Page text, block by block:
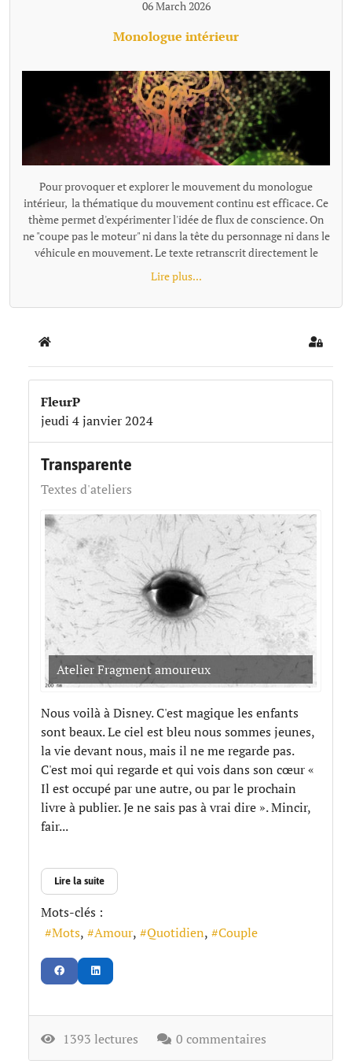
06 March 2026
Monologue intérieur
Pour provoquer et explorer le mouvement du monologue
intérieur, la thématique du mouvement continu est efficace. Ce
thème permet d'expérimenter l'idée de flux de conscience. On
ne "coupe pas le moteur" ni dans la tête du personnage ni dans le
véhicule en mouvement. Le texte retranscrit directement le
monologue intérieur comme un "micro branché dans le
cerveau". Exemples de textes écrits avec cette proposition : -
Lire plus...
Home Sign In
FleurP
jeudi 4 janvier 2024
Transparente
Textes d'ateliers
Atelier Fragment amoureux
Nous voilà à Disney. C'est magique les enfants
sont beaux. Le ciel est bleu nous sommes jeunes,
la vie devant nous, mais il ne me regarde pas.
C'est moi qui regarde et qui vois dans son cœur «
Il est occupé par une autre, ou par le prochain
livre à publier. Je ne sais pas à vrai dire ». Mincir,
fair...
Lire la suite
Mots-clés :
Mots
Amour Quotidien Couple
1393 lectures 0 commentaires